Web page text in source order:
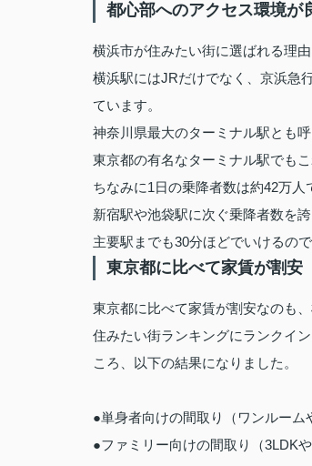
都心部へのアクセス環境が
横浜市が住みたい街に選ばれる理
横浜駅にはJRだけでなく、京浜急
ています。
神奈川県最大のターミナル駅とも
東京都の有名なターミナル駅でも
ちなみに1日の乗降者数は約42万人
新宿駅や池袋駅に次ぐ乗降者数を
主要駅までも30分ほどでいけるの
東京都に比べて家賃が割安
東京都に比べて家賃が割安なのも、
住みたい街ランキングにランクイ
ころ、以下の結果になりました。
●単身者向けの間取り（ワンルー
●ファミリー向けの間取り（3LDK